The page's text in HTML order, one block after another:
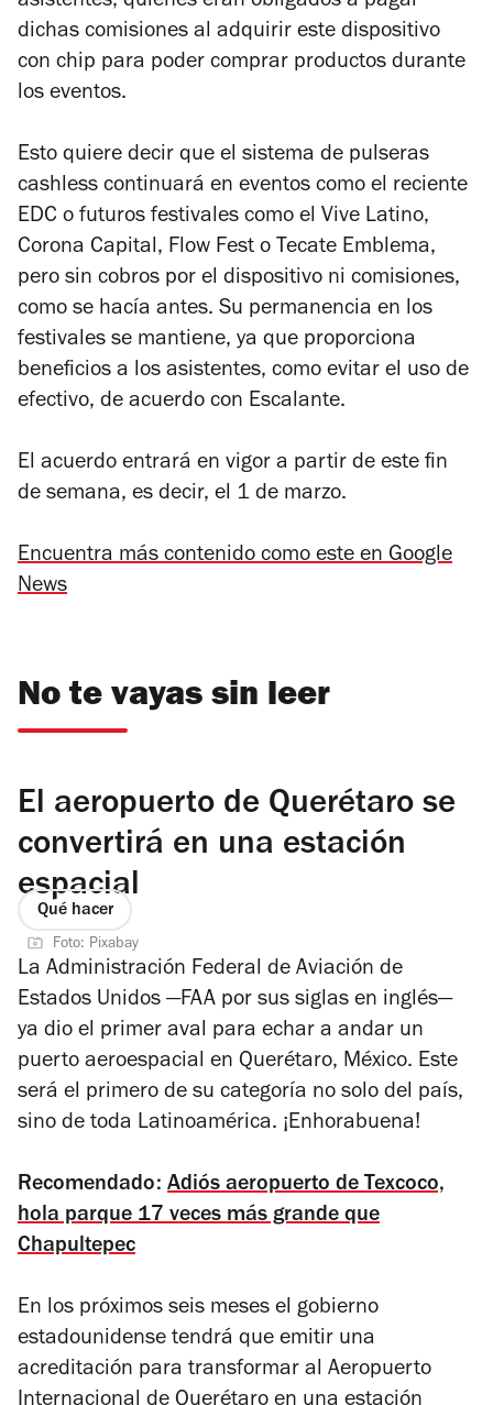
dichas comisiones al adquirir este dispositivo
con chip para poder comprar productos durante
los eventos.
Esto quiere decir que el sistema de pulseras
cashless continuará en eventos como el reciente
EDC o futuros festivales como el Vive Latino,
Corona Capital, Flow Fest o Tecate Emblema,
pero sin cobros por el dispositivo ni comisiones,
como se hacía antes. Su permanencia en los
festivales se mantiene, ya que proporciona
beneficios a los asistentes, como evitar el uso de
efectivo, de acuerdo con Escalante.
El acuerdo entrará en vigor a partir de este fin
de semana, es decir, el 1 de marzo.
Encuentra más contenido como este en Google
News
No te vayas sin leer
El aeropuerto de Querétaro se
convertirá en una estación
espacial
Qué hacer
Foto: Pixabay
La Administración Federal de Aviación de
Estados Unidos —FAA por sus siglas en inglés—
ya dio el primer aval para echar a andar un
puerto aeroespacial en Querétaro, México. Este
será el primero de su categoría no solo del país,
sino de toda Latinoamérica. ¡Enhorabuena!
Recomendado: Adiós aeropuerto de Texcoco,
hola parque 17 veces más grande que
Chapultepec
En los próximos seis meses el gobierno
estadounidense tendrá que emitir una
acreditación para transformar al Aeropuerto